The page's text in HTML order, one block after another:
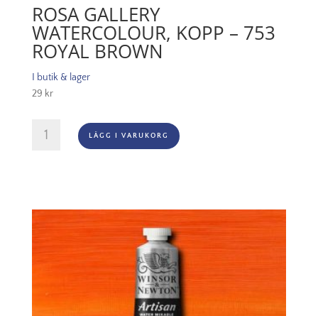
ROSA GALLERY
WATERCOLOUR, KOPP – 753
ROYAL BROWN
I butik & lager
29 kr
Gallery
753
LÄGG I VARUKORG